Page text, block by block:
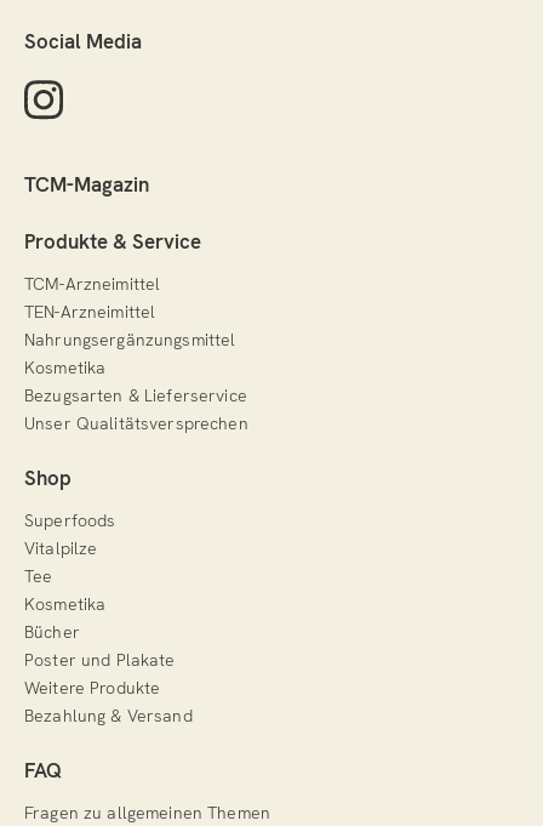
Social Media
TCM-Magazin
Produkte & Service
TCM-Arzneimittel
TEN-Arzneimittel
Nahrungsergänzungsmittel
Kosmetika
Bezugsarten & Lieferservice
Unser Qualitätsversprechen
Shop
Superfoods
Vitalpilze
Tee
Kosmetika
Bücher
Poster und Plakate
Weitere Produkte
Bezahlung & Versand
FAQ
Fragen zu allgemeinen Themen